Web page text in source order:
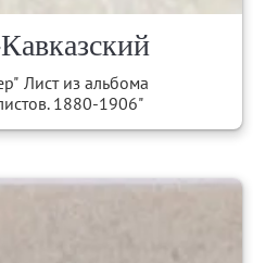
Лист из альбома
1880-1906"